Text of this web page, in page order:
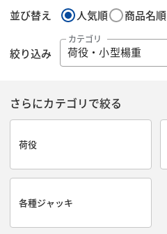
並び替え 人気順 商品名順
絞り込み
カテゴリ
荷役・小型楊重
さらにカテゴリで絞る
荷役
各種ジャッキ